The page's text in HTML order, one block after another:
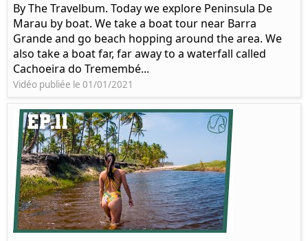
By The Travelbum. Today we explore Peninsula De
Marau by boat. We take a boat tour near Barra
Grande and go beach hopping around the area. We
also take a boat far, far away to a waterfall called
Cachoeira do Tremembé...
Vidéo publiée le 01/01/2021